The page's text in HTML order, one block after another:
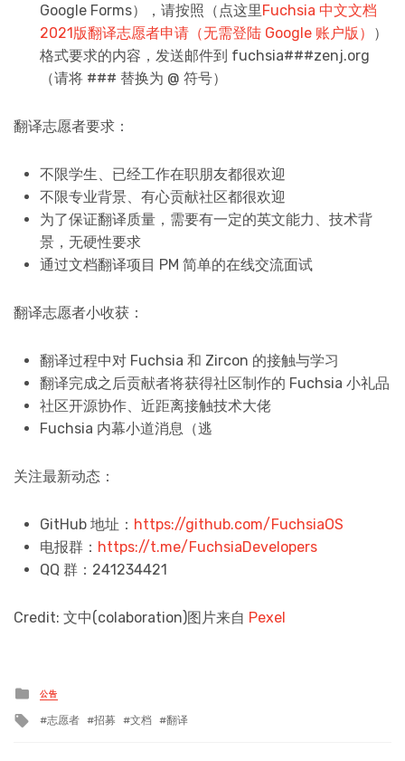
Google Forms），请按照（点这里Fuchsia 中文文档
2021版翻译志愿者申请（无需登陆 Google 账户版）
）
格式要求的内容，发送邮件到 fuchsia###zenj.org
（请将 ### 替换为 @ 符号）
翻译志愿者要求：
不限学生、已经工作在职朋友都很欢迎
不限专业背景、有心贡献社区都很欢迎
为了保证翻译质量，需要有一定的英文能力、技术背
景，无硬性要求
通过文档翻译项目 PM 简单的在线交流面试
翻译志愿者小收获：
翻译过程中对 Fuchsia 和 Zircon 的接触与学习
翻译完成之后贡献者将获得社区制作的 Fuchsia 小礼品
社区开源协作、近距离接触技术大佬
Fuchsia 内幕小道消息（逃
关注最新动态：
GitHub 地址： https://github.com/FuchsiaOS
电报群： https://t.me/FuchsiaDevelopers
QQ 群：241234421
Credit: 文中(colaboration)图片来自 Pexel
Posted
in
公告
Tagged
志愿者 招募 文档 翻译